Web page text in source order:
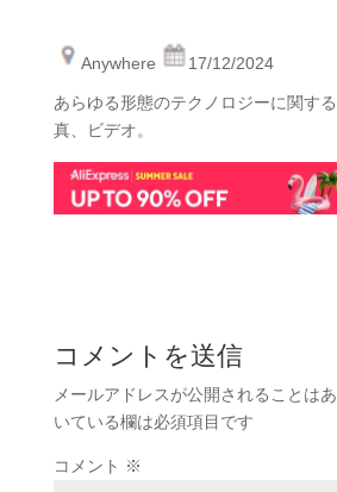
Anywhere 17/12/2024
あらゆる形態のテクノロジーに関す
真、ビデオ。
コメントを送信
メールアドレスが公開されることはあ
いている欄は必須項目です
コメント ※